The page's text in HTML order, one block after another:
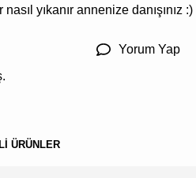
yıkanır annenize danışınız :)
Yorum Yap
ÜRÜNLER